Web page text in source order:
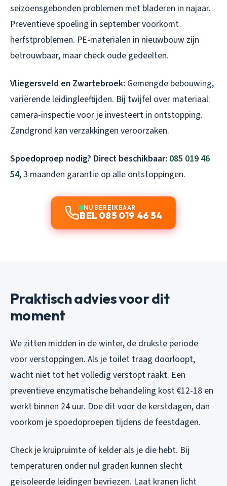
seizoensgebonden problemen met bladeren in najaar.
Preventieve spoeling in september voorkomt
herfstproblemen. PE-materialen in nieuwbouw zijn
betrouwbaar, maar check oude gedeelten.
Vliegersveld en Zwartebroek: Gemengde bebouwing,
variërende leidingleeftijden. Bij twijfel over materiaal:
camera-inspectie voor je investeert in ontstopping.
Zandgrond kan verzakkingen veroorzaken.
Spoedoproep nodig? Direct beschikbaar: 085 019 46
54, 3 maanden garantie op alle ontstoppingen.
NU BEREIKBAAR
BEL 085 019 46 54
Praktisch advies voor dit
moment
We zitten midden in de winter, de drukste periode
voor verstoppingen. Als je toilet traag doorloopt,
wacht niet tot het volledig verstopt raakt. Een
preventieve enzymatische behandeling kost €12-18 en
werkt binnen 24 uur. Doe dit voor de kerstdagen, dan
voorkom je spoedoproepen tijdens de feestdagen.
Check je kruipruimte of kelder als je die hebt. Bij
temperaturen onder nul graden kunnen slecht
geïsoleerde leidingen bevriezen. Laat kranen licht